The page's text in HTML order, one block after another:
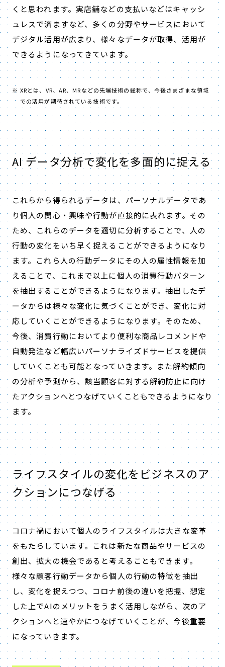
くと思われます。実店舗などの支払いなどはキャッシ
ュレスで済ますなど、多くの分野やサービスにおいて
デジタル活用が広まり、様々なデータが取得、活用が
できるようになってきています。
XRとは、VR、AR、MRなどの先端技術の総称で、今後さまざまな領域
での活用が期待されている技術です。
AI データ分析で変化を多面的に捉える
これらから得られるデータは、パーソナルデータであ
り個人の関心・興味や行動が直接的に表れます。その
ため、これらのデータを適切に分析することで、人の
行動の変化をいち早く捉えることができるようになり
ます。これら人の行動データにその人の属性情報を加
えることで、これまで以上に個人の消費行動パターン
を抽出することができるようになります。抽出したデ
ータからは様々な変化に気づくことができ、変化に対
応していくことができるようになります。そのため、
今後、消費行動においてより便利な商品レコメンドや
自動発注など幅広いパーソナライズドサービスを提供
していくことも可能となっていきます。また解約傾向
の分析や予測から、該当顧客に対する解約防止に向け
たアクションへとつなげていくこともできるようになり
ます。
ライフスタイルの変化をビジネスのア
クションにつなげる
コロナ禍において個人のライフスタイルは大きな変革
をもたらしています。これは新たな商品やサービスの
創出、拡大の機会であると考えることもできます。
様々な顧客行動データから個人の行動の特徴を抽出
し、変化を捉えつつ、コロナ前後の違いを把握、想定
した上でAIのメリットをうまく活用しながら、次のア
クションへと速やかにつなげていくことが、今後重要
になっていきます。